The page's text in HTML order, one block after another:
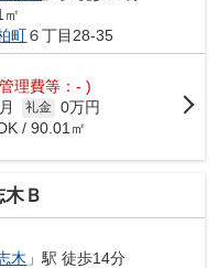
町６丁目28-35
理費等：- )
礼金 0万円
/ 90.01㎡
Ｂ
木 」駅 徒歩14分